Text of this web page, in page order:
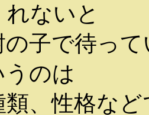
ないと
の子で待っ
のは
、性格な